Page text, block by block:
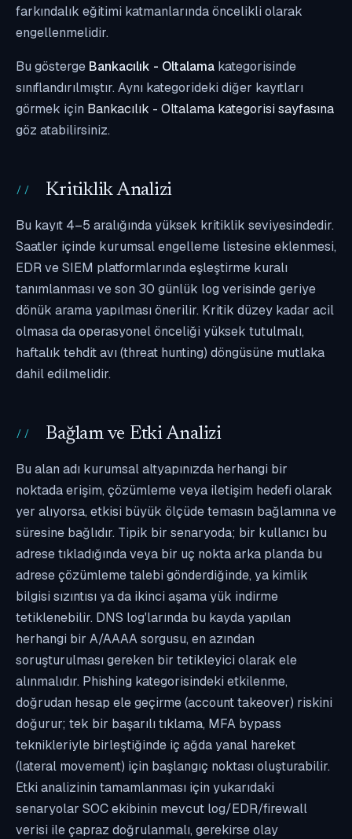
farkındalık eğitimi katmanlarında öncelikli olarak
engellenmelidir.
Bu gösterge Bankacılık - Oltalama kategorisinde
sınıflandırılmıştır. Aynı kategorideki diğer kayıtları
görmek için Bankacılık - Oltalama kategorisi sayfasına
göz atabilirsiniz.
Kritiklik Analizi
Bu kayıt 4–5 aralığında yüksek kritiklik seviyesindedir.
Saatler içinde kurumsal engelleme listesine eklenmesi,
EDR ve SIEM platformlarında eşleştirme kuralı
tanımlanması ve son 30 günlük log verisinde geriye
dönük arama yapılması önerilir. Kritik düzey kadar acil
olmasa da operasyonel önceliği yüksek tutulmalı,
haftalık tehdit avı (threat hunting) döngüsüne mutlaka
dahil edilmelidir.
Bağlam ve Etki Analizi
Bu alan adı kurumsal altyapınızda herhangi bir
noktada erişim, çözümleme veya iletişim hedefi olarak
yer alıyorsa, etkisi büyük ölçüde temasın bağlamına ve
süresine bağlıdır. Tipik bir senaryoda; bir kullanıcı bu
adrese tıkladığında veya bir uç nokta arka planda bu
adrese çözümleme talebi gönderdiğinde, ya kimlik
bilgisi sızıntısı ya da ikinci aşama yük indirme
tetiklenebilir. DNS log'larında bu kayda yapılan
herhangi bir A/AAAA sorgusu, en azından
soruşturulması gereken bir tetikleyici olarak ele
alınmalıdır. Phishing kategorisindeki etkilenme,
doğrudan hesap ele geçirme (account takeover) riskini
doğurur; tek bir başarılı tıklama, MFA bypass
teknikleriyle birleştiğinde iç ağda yanal hareket
(lateral movement) için başlangıç noktası oluşturabilir.
Etki analizinin tamamlanması için yukarıdaki
senaryolar SOC ekibinin mevcut log/EDR/firewall
verisi ile çapraz doğrulanmalı, gerekirse olay